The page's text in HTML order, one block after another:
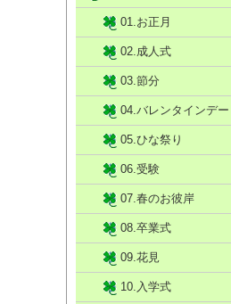
01.お正月
02.成人式
03.節分
04.バレンタインデー
05.ひな祭り
06.受験
07.春のお彼岸
08.卒業式
09.花見
10.入学式